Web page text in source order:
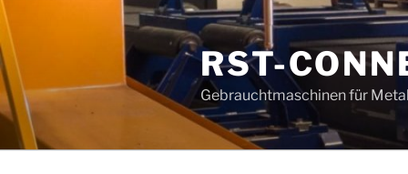
Zum
Inhalt
springen
RST-
Gebrauchtmaschinen für